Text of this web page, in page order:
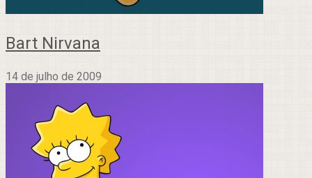
Bart Nirvana
14 de julho de 2009